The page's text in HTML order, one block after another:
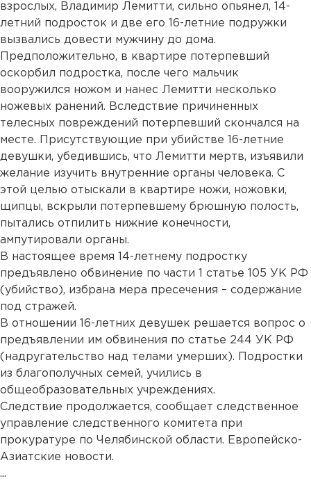
взрослых, Владимир Лемитти, сильно опьянел, 14-
летний подросток и две его 16-летние подружки
вызвались довести мужчину до дома.
Предположительно, в квартире потерпевший
оскорбил подростка, после чего мальчик
вооружился ножом и нанес Лемитти несколько
ножевых ранений. Вследствие причиненных
телесных повреждений потерпевший скончался на
месте. Присутствующие при убийстве 16-летние
девушки, убедившись, что Лемитти мертв, изъявили
желание изучить внутренние органы человека. С
этой целью отыскали в квартире ножи, ножовки,
щипцы, вскрыли потерпевшему брюшную полость,
пытались отпилить нижние конечности,
ампутировали органы.
В настоящее время 14-летнему подростку
предъявлено обвинение по части 1 статье 105 УК РФ
(убийство), избрана мера пресечения – содержание
под стражей.
В отношении 16-летних девушек решается вопрос о
предъявлении им обвинения по статье 244 УК РФ
(надругательство над телами умерших). Подростки
из благополучных семей, учились в
общеобразовательных учреждениях.
Следствие продолжается, сообщает следственное
управление следственного комитета при
прокуратуре по Челябинской области. Европейско-
Азиатские новости.
...